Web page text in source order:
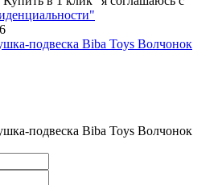
подвеска Biba Toys Волчонок
подвеска Biba Toys Волчонок